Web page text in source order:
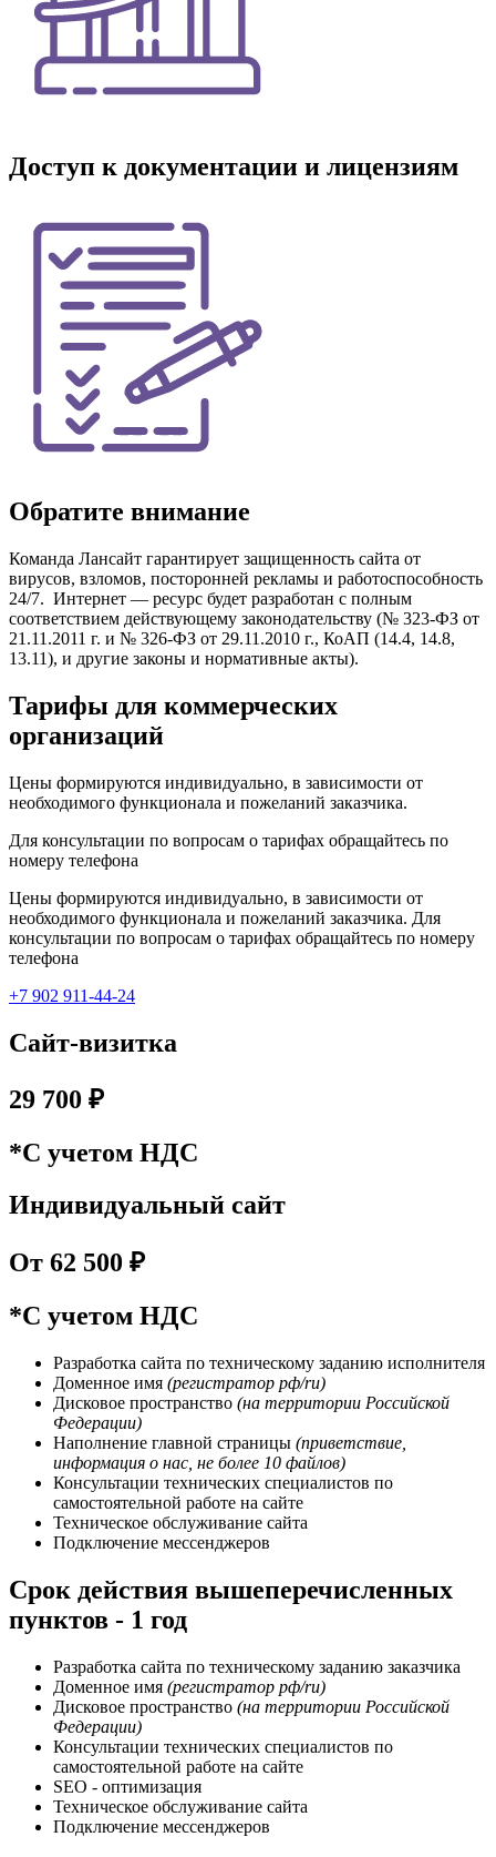
Доступ к документации и лицензиям
Обратите внимание
Команда Лансайт гарантирует защищенность сайта от
вирусов, взломов, посторонней рекламы и работоспособность
24/7. Интернет — ресурс будет разработан с полным
соответствием действующему законодательству (№ 323-ФЗ от
21.11.2011 г. и № 326-ФЗ от 29.11.2010 г., КоАП (14.4, 14.8,
13.11), и другие законы и нормативные акты).
Тарифы для коммерческих
организаций
Цены формируются индивидуально, в зависимости от
необходимого функционала и пожеланий заказчика.
Для консультации по вопросам о тарифах обращайтесь по
номеру телефона
Цены формируются индивидуально, в зависимости от
необходимого функционала и пожеланий заказчика. Для
консультации по вопросам о тарифах обращайтесь по номеру
телефона
+7 902 911-44-24
Сайт-визитка
29 700 ₽
*С учетом НДС
Индивидуальный сайт
От 62 500 ₽
*С учетом НДС
Разработка сайта по техническому заданию исполнителя
Доменное имя (регистратор рф/ru)
Дисковое пространство (на территории Российской
Федерации)
Наполнение главной страницы (приветствие,
информация о нас, не более 10 файлов)
Консультации технических специалистов по
самостоятельной работе на сайте
Техническое обслуживание сайта
Подключение мессенджеров
Срок действия вышеперечисленных
пунктов - 1 год
Разработка сайта по техническому заданию заказчика
Доменное имя (регистратор рф/ru)
Дисковое пространство (на территории Российской
Федерации)
Консультации технических специалистов по
самостоятельной работе на сайте
SEO - оптимизация
Техническое обслуживание сайта
Подключение мессенджеров